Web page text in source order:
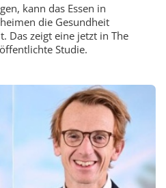
kann das Essen in
die Gesundheit
Das zeigt eine jetzt in The
Studie.